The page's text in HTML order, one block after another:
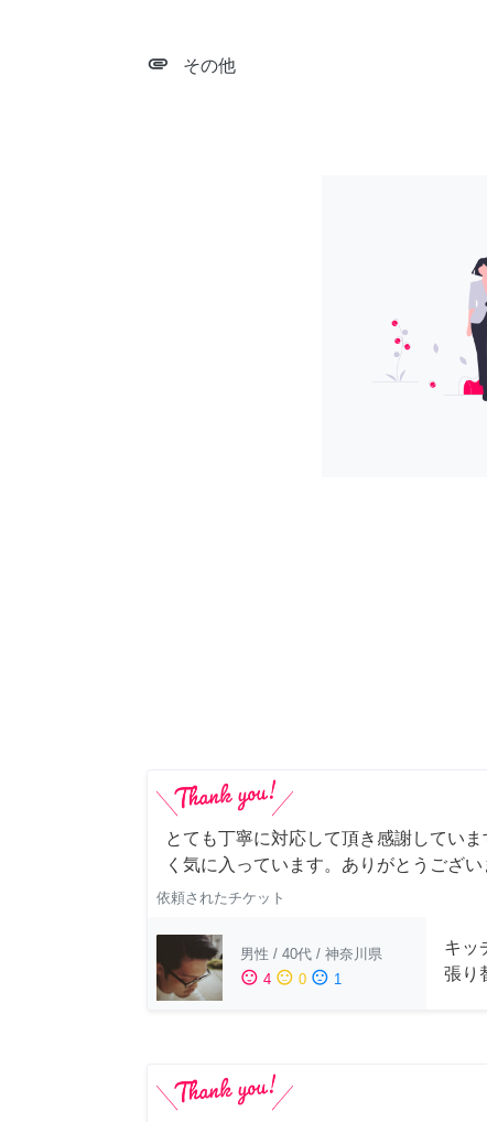
attachment その他
とても丁寧に対応して頂き感謝してい
く気に入っています。ありがとうござい
依頼されたチケット
男性 / 40代 / 神奈川県
sentiment_satisfied 4 sentiment_neutral 0 sentiment_dissatisfied 1
キッ
張り